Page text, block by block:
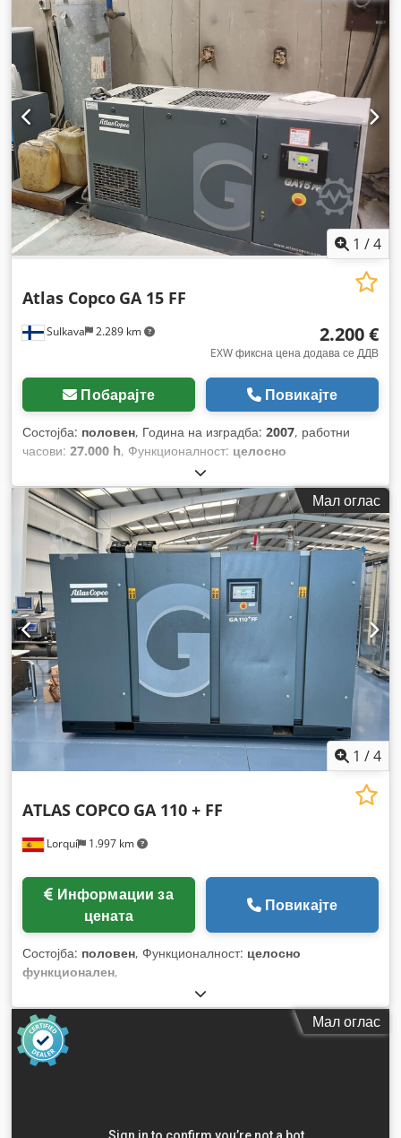
1 /4
Sulkava 2.289 km
Atlas Copco GA 15 FF
2.200 €
EXW фиксна цена додава се ДДВ
Побарајте Повикајте
Состојба: половен, Година на изградба: 2007, работни
часови: 27.000 h, Функционалност: целосно
, број на машина/возило:
Мал оглас
1 /4
Lorquí 1.997 km
ATLAS COPCO GA 110 + FF
цената
Повикајте
Состојба: половен, Функционалност: целосно
функционален,
Мал оглас